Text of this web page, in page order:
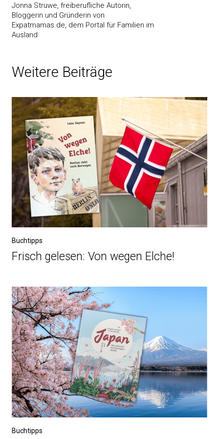
Jonna Struwe, freiberufliche Autorin,
Bloggerin und Gründerin von
Expatmamas.de, dem Portal für Familien im
Ausland
Weitere Beiträge
Buchtipps
Frisch gelesen: Von wegen Elche!
Buchtipps